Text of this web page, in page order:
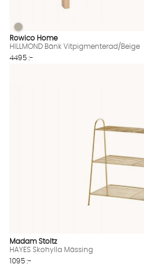
HILLMOND Bänk
HILLMOND Bänk Vitpigmenterad/Beige
Rowico Home
HILLMOND Bänk Vitpigmenterad/Beige
4495 :-
Madam Stoltz
HAYES Skohylla Mässing
1095 :-